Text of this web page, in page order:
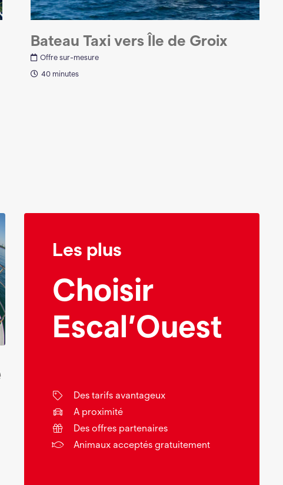
Bateau Taxi vers Île de Groix
Offre sur-mesure
40 minutes
Les plus
Choisir
Escal’Ouest
Des tarifs avantageux
A proximité
Des offres partenaires
Animaux acceptés gratuitement